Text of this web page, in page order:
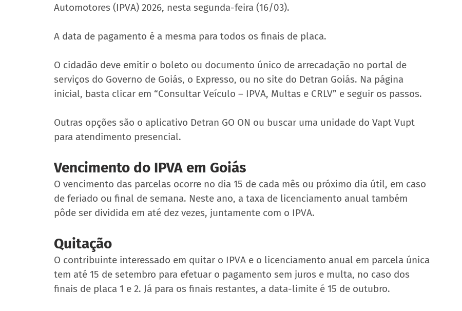
Automotores (IPVA) 2026, nesta segunda-feira (16/03).
A data de pagamento é a mesma para todos os finais de placa.
O cidadão deve emitir o boleto ou documento único de arrecadação no portal de
serviços do Governo de Goiás, o Expresso, ou no site do Detran Goiás. Na página
inicial, basta clicar em “Consultar Veículo – IPVA, Multas e CRLV” e seguir os passos.
Outras opções são o aplicativo Detran GO ON ou buscar uma unidade do Vapt Vupt
para atendimento presencial.
Vencimento do IPVA em Goiás
O vencimento das parcelas ocorre no dia 15 de cada mês ou próximo dia útil, em caso
de feriado ou final de semana. Neste ano, a taxa de licenciamento anual também
pôde ser dividida em até dez vezes, juntamente com o IPVA.
Quitação
O contribuinte interessado em quitar o IPVA e o licenciamento anual em parcela única
tem até 15 de setembro para efetuar o pagamento sem juros e multa, no caso dos
finais de placa 1 e 2. Já para os finais restantes, a data-limite é 15 de outubro.